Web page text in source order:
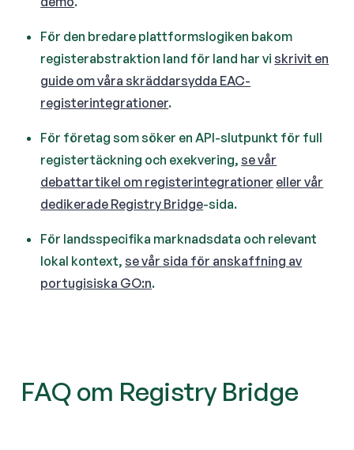
För den bredare plattformslogiken bakom
registerabstraktion land för land har viskrivit en
guide om våra skräddarsydda EAC-
registerintegrationer.
För företag som söker en API-slutpunkt för full
registertäckning och exekvering,se vår
debattartikel om registerintegrationer eller vår
dedikerade Registry Bridge-sida.
För landsspecifika marknadsdata och relevant
lokal kontext,se vår sida för anskaffning av
portugisiska GO:n.
FAQ om Registry Bridge